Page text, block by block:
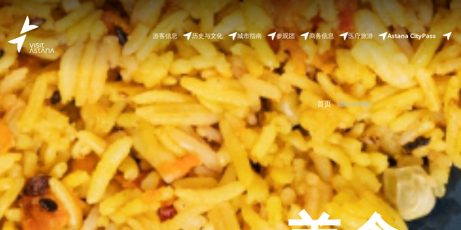
游客信息 历史与文化 城市指南 参观团 商务信息 医疗旅游 Astana CityPass
首页 咖啡馆和餐厅